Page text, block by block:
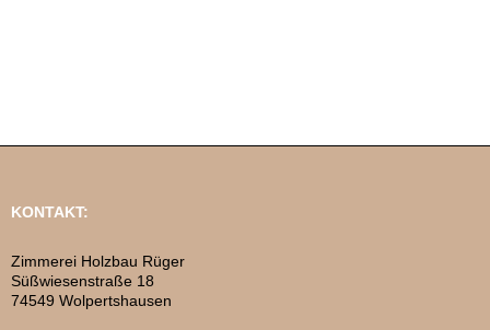
KONTAKT:
Zimmerei Holzbau Rüger
Süßwiesenstraße 18
74549 Wolpertshausen